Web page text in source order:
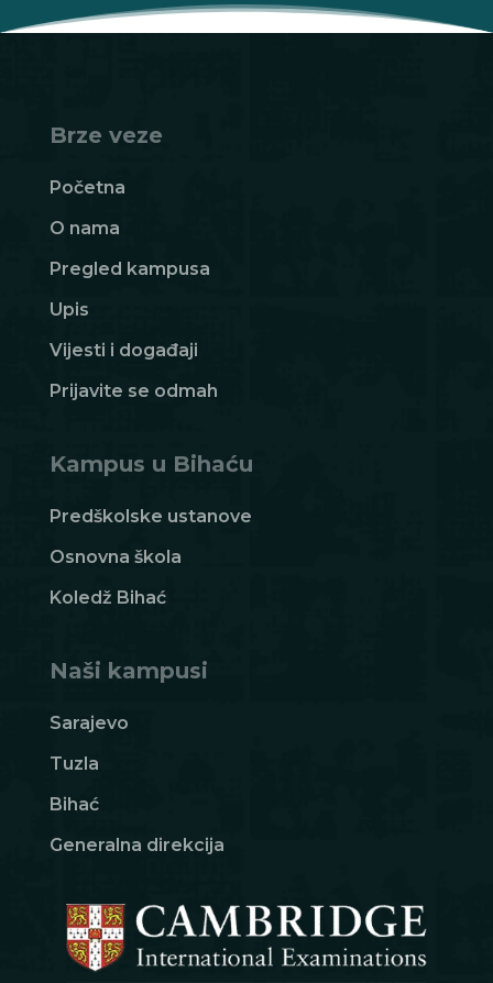
Brze veze
Početna
O nama
Pregled kampusa
Upis
Vijesti i događaji
Prijavite se odmah
Kampus u Bihaću
Predškolske ustanove
Osnovna škola
Koledž Bihać
Naši kampusi
Sarajevo
Tuzla
Bihać
Generalna direkcija